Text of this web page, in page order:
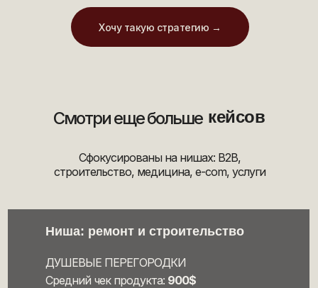
Хочу такую стратегию →
кейсов
Смотри еще больше
Сфокусированы на нишах: B2B,
строительство, медицина, e-com, услуги
Ниша: ремонт и строительство
Средний чек продукта: 900$
ДУШЕВЫЕ ПЕРЕГОРОДКИ